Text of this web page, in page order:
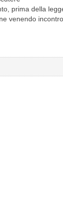
prima della
venendo